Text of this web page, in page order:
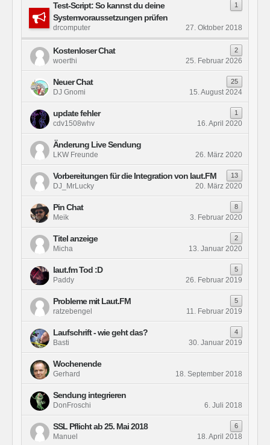
Test-Script: So kannst du deine
Systemvoraussetzungen prüfen
1
drcomputer 27. Oktober 2018
Kostenloser Chat 2
woerthi 25. Februar 2026
Neuer Chat 25
DJ Gnomi 15. August 2024
update fehler 1
cdv1508whv 16. April 2020
Änderung Live Sendung
LKW Freunde 26. März 2020
Vorbereitungen für die Integration von laut.FM 13
DJ_MrLucky 20. März 2020
Pin Chat 8
Meik 3. Februar 2020
Titel anzeige 2
Micha 13. Januar 2020
laut.fm Tod :D 5
Paddy 26. Februar 2019
Probleme mit Laut.FM 5
ratzebengel 11. Februar 2019
Laufschrift - wie geht das? 4
Basti 30. Januar 2019
Wochenende
Gerhard 18. September 2018
Sendung integrieren
DonFroschi 6. Juli 2018
SSL Pflicht ab 25. Mai 2018 6
Manuel 18. April 2018